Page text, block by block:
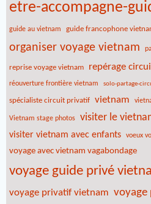
etre-accompagne-
guide au vietnam guide francophone
organiser voyage vietnam
reprise voyage vietnam repérage
réouverture frontière vietnam solo-partage-
spécialiste circuit privatif vietnam
Vietnam stage photos visiter le
visiter vietnam avec enfants voeux
voyage avec vietnam vagabondage
voyage guide privé
voyage privatif vietnam voyage